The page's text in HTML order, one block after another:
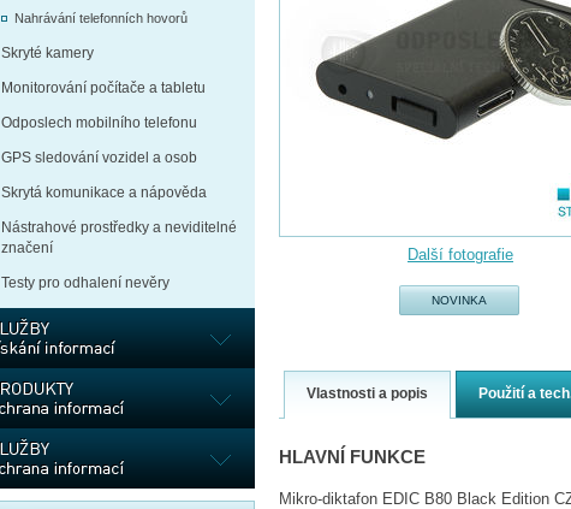
Nahrávání telefonních hovorů
Skryté kamery
Monitorování počítače a tabletu
Odposlech mobilního telefonu
GPS sledování vozidel a osob
Skrytá komunikace a nápověda
Nástrahové prostředky a neviditelné
značení
Testy pro odhalení nevěry
Další fotografie
NOVINKA
Vlastnosti a popis Použití a
HLAVNÍ FUNKCE
Mikro-diktafon EDIC B80 Black Edition